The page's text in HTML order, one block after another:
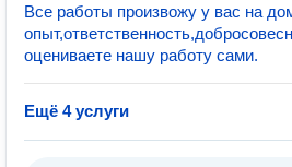
Все работы произвожу у вас на
оцениваете нашу работу сами.
Ещё 4 услуги